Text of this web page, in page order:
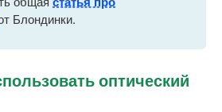
Блондинки.
оптический